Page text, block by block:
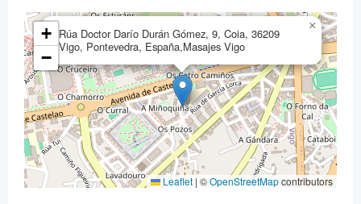
Rúa Doctor Darío Durán Gómez, 9, Coia, 36209
Vigo, Pontevedra, España,Masajes Vigo
×
+
−
Leaflet | ©OpenStreetMapcontributors